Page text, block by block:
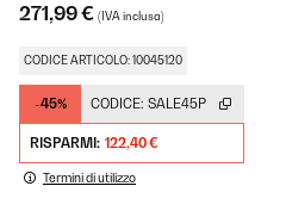
271,99 € (IVA inclusa)
CODICE ARTICOLO: 10045120
-45% CODICE: SALE45P
RISPARMI: 122,40 €
Termini di utilizzo